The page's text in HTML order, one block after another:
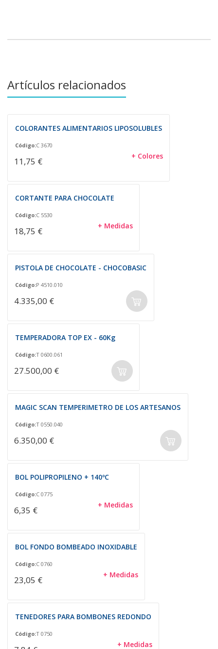
Artículos relacionados
COLORANTES ALIMENTARIOS LIPOSOLUBLES
Código:C 3670
11,75 € + Colores
CORTANTE PARA CHOCOLATE
Código:C 5530
18,75 € + Medidas
PISTOLA DE CHOCOLATE - CHOCOBASIC
Código:P 4510.010
4.335,00 €
TEMPERADORA TOP EX - 60Kg
Código:T 0600.061
27.500,00 €
MAGIC SCAN TEMPERIMETRO DE LOS ARTESANOS
Código:T 0550.040
6.350,00 €
BOL POLIPROPILENO + 140ºC
Código:C 0775
6,35 € + Medidas
BOL FONDO BOMBEADO INOXIDABLE
Código:C 0760
23,05 € + Medidas
TENEDORES PARA BOMBONES REDONDO
Código:T 0750
+ Medidas